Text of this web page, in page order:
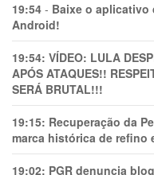
19:54 - Baixe o aplicativo
Android!
19:54: VÍDEO: LULA
APÓS ATAQUES!!
SERÁ BRUTAL!!!
19:15: Recuperação da
marca histórica de refino
19:02: PGR denuncia